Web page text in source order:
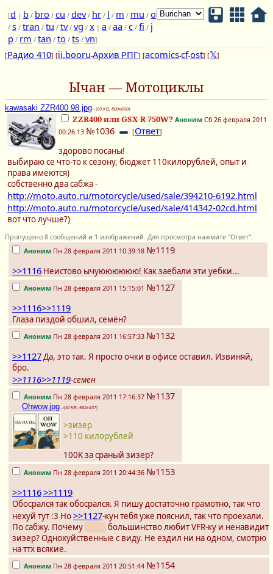
[d | b / bro / cu / dev/ hr / l / m / mu / o
/ s / tran / tu / tv/ vg / x | a / aa / c / fi / j
p / rm / tan / to / ts / vn]
[Радио 410] [ii.booru-Архив РПГ] [acomics-cf-ost] [𝕏]
Ычан — Мотоциклы
kawasaki ZZR400 98.jpg - (69 KB, 800x600)
ZZR400 или GSX-R 750W? Аноним Сб 26 февраля 2011
00:26:13 №1036 [Ответ]
здорово посаны!
выбираю се что-то к сезону, бюджет 110килорублей, опыт и
права имеются)
собственно два сабжа -
http://moto.auto.ru/motorcycle/used/sale/394210-6192.html
http://moto.auto.ru/motorcycle/used/sale/414342-02cd.html
вот что лучше?)
Пропущено 8 сообщений и 1 изображений. Для просмотра нажмите "Ответ".
Аноним Пн 28 февраля 2011 10:39:18 №1119
>>1116 Неистово ычуюююююю! Как заебали эти уебки...
Аноним Пн 28 февраля 2011 15:15:01 №1127
>>1116>>1119
Глаза пиздой обшил, семён?
Аноним Пн 28 февраля 2011 16:57:33 №1132
>>1127Да, это так. Я просто очки в офисе оставил. Извиняй,
бро.
>>1116>>1119-семен
Аноним Пн 28 февраля 2011 17:16:37 №1137
Ohwow.jpg - (40 KB, 562x437)
>зизер
>110 килорублей
100K за сраный зизер?
Аноним Пн 28 февраля 2011 20:44:36 №1153
>>1116>>1119
Обосрался так обосрался. Я пишу достаточно грамотно, так что
нехуй тут :3 Но>>1127-кун тебя уже пояснил, так что проехали.
По сабжу. Почему
большинство любит VFR-ку и ненавидит
зизер? Однохуйственные с виду. Не ездил ни на одном, смотрю
на ттх всякие.
Аноним Пн 28 февраля 2011 20:51:44 №1154